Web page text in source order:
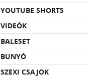
YOUTUBE SHORTS
VIDEÓK
BALESET
BUNYÓ
SZEXI CSAJOK